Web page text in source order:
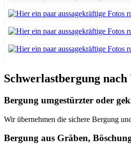
Schwerlastbergung
Bergung umgestürzter oder
Wir übernehmen die sichere Bergung
Bergung aus Gräben,